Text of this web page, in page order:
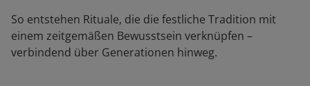
So entstehen Rituale, die die festliche Tradition mit
einem zeitgemäßen Bewusstsein verknüpfen –
verbindend über Generationen hinweg.